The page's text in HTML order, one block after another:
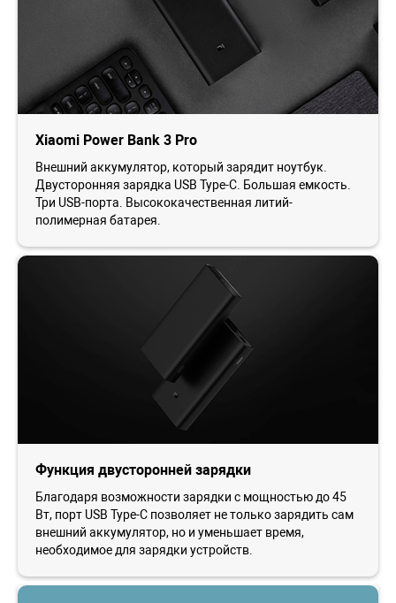
Xiaomi Power Bank 3 Pro
Внешний аккумулятор, который зарядит ноутбук.
Двусторонняя зарядка USB Type-C. Большая емкость.
Три USB-порта. Высококачественная литий-
полимерная батарея.
Функция двусторонней зарядки
Благодаря возможности зарядки с мощностью до 45
Вт, порт USB Type-C позволяет не только зарядить сам
внешний аккумулятор, но и уменьшает время,
необходимое для зарядки устройств.